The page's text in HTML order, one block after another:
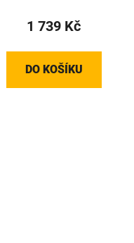
1 739 Kč
DO KOŠÍKU